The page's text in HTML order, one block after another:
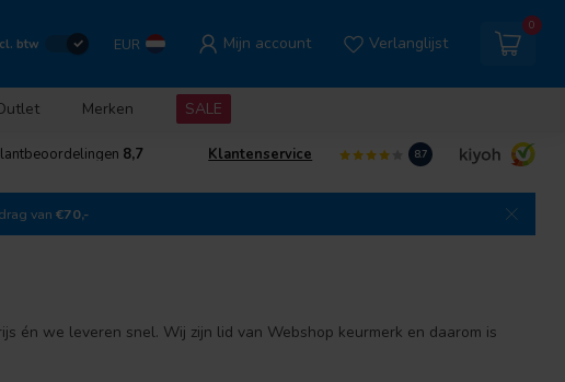
btw EUR Mijn account Verlanglijst
0
Merken SALE
8,7 Klantenservice 8.7
van €70,-
én we leveren snel. Wij zijn lid van Webshop keurmerk en daarom is